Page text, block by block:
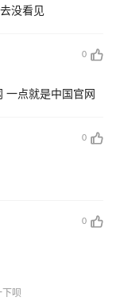
没看见
0
一点就是中国官网
0
0
下呗